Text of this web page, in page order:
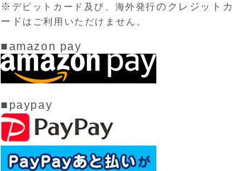
※ デビットカード及び、 海外発行のクレジットカ
ード はご利用いただけません。
■amazon pay
■paypay